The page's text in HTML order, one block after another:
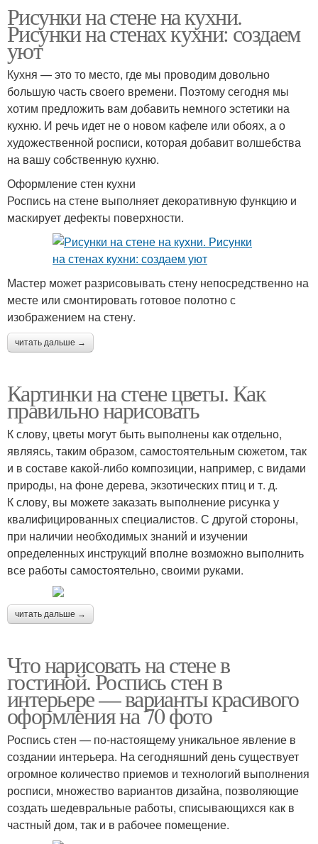
Рисунки на стене на кухни.
Рисунки на стенах кухни: создаем
уют
Кухня — это то место, где мы проводим довольно
большую часть своего времени. Поэтому сегодня мы
хотим предложить вам добавить немного эстетики на
кухню. И речь идет не о новом кафеле или обоях, а о
художественной росписи, которая добавит волшебства
на вашу собственную кухню.
Оформление стен кухни
Роспись на стене выполняет декоративную функцию и
маскирует дефекты поверхности.
Мастер может разрисовывать стену непосредственно на
месте или смонтировать готовое полотно с
изображением на стену.
читать дальше →
Картинки на стене цветы. Как
правильно нарисовать
К слову, цветы могут быть выполнены как отдельно,
являясь, таким образом, самостоятельным сюжетом, так
и в составе какой-либо композиции, например, с видами
природы, на фоне дерева, экзотических птиц и т. д.
К слову, вы можете заказать выполнение рисунка у
квалифицированных специалистов. С другой стороны,
при наличии необходимых знаний и изучении
определенных инструкций вполне возможно выполнить
все работы самостоятельно, своими руками.
читать дальше →
Что нарисовать на стене в
гостиной. Роспись стен в
интерьере — варианты красивого
оформления на 70 фото
Роспись стен — по-настоящему уникальное явление в
создании интерьера. На сегодняшний день существует
огромное количество приемов и технологий выполнения
росписи, множество вариантов дизайна, позволяющие
создать шедевральные работы, списывающихся как в
частный дом, так и в рабочее помещение.